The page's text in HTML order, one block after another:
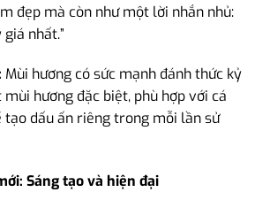
đẹp mà còn như một lời nhắn nhủ:
nhất.”
Mùi hương có sức mạnh đánh thức kỷ
hương đặc biệt, phù hợp với cá
tạo dấu ấn riêng trong mỗi lần sử
Sáng tạo và hiện đại